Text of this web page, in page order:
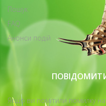
Пошук
FAQ
Анонси подій
Якщо ви помітили помилку на